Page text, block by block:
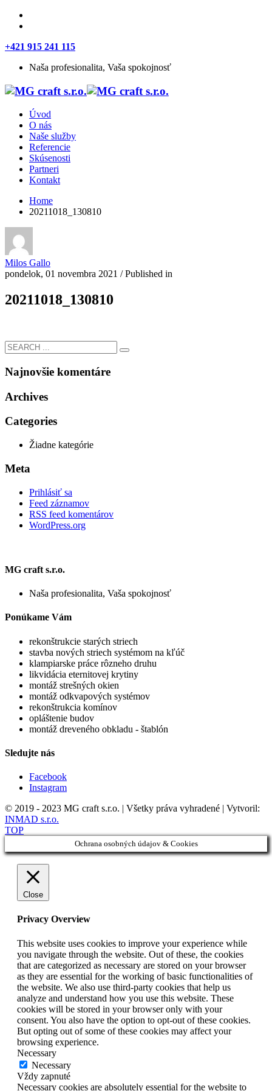
+421 915 241 115
Naša profesionalita, Vaša spokojnosť
Úvod
O nás
Naše služby
Referencie
Skúsenosti
Partneri
Kontakt
Home
20211018_130810
Milos Gallo
pondelok, 01 novembra 2021 /Published in
20211018_130810
Najnovšie komentáre
Archives
Categories
Žiadne kategórie
Meta
Prihlásiť sa
Feed záznamov
RSS feed komentárov
WordPress.org
MG craft s.r.o.
Naša profesionalita, Vaša spokojnosť
Ponúkame Vám
rekonštrukcie starých striech
stavba nových striech systémom na kľúč
klampiarske práce rôzneho druhu
likvidácia eternitovej krytiny
montáž strešných okien
montáž odkvapových systémov
rekonštrukcia komínov
opláštenie budov
montáž dreveného obkladu - štablón
Sledujte nás
Facebook
Instagram
© 2019 - 2023 MG craft s.r.o. | Všetky práva vyhradené | Vytvoril:
INMAD s.r.o.
TOP
Ochrana osobných údajov & Cookies
Close
Privacy Overview
This website uses cookies to improve your experience while
you navigate through the website. Out of these, the cookies
that are categorized as necessary are stored on your browser
as they are essential for the working of basic functionalities of
the website. We also use third-party cookies that help us
analyze and understand how you use this website. These
cookies will be stored in your browser only with your
consent. You also have the option to opt-out of these cookies.
But opting out of some of these cookies may affect your
browsing experience.
Necessary
Necessary
Vždy zapnuté
Necessary cookies are absolutely essential for the website to